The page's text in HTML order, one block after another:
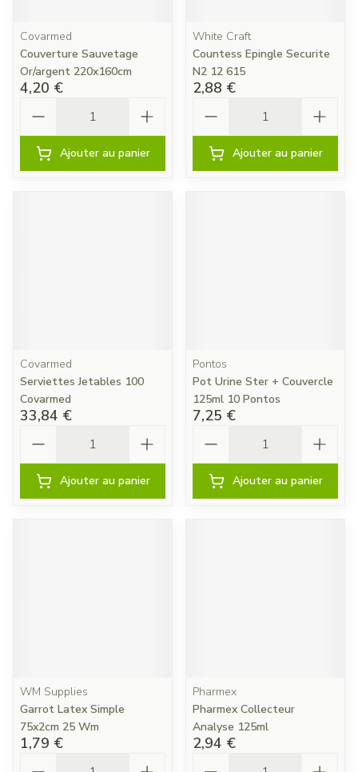
Covarmed
Couverture Sauvetage
Or/argent 220x160cm
4,20 €
Ajouter au panier
White Craft
Countess Epingle Securite
N2 12 615
2,88 €
Ajouter au panier
Covarmed
Serviettes Jetables 100
Covarmed
33,84 €
Ajouter au panier
Pontos
Pot Urine Ster + Couvercle
125ml 10 Pontos
7,25 €
Ajouter au panier
WM Supplies
Garrot Latex Simple
75x2cm 25 Wm
1,79 €
Pharmex
Pharmex Collecteur
Analyse 125ml
2,94 €